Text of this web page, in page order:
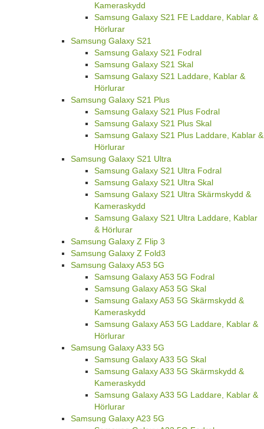
Kameraskydd
Samsung Galaxy S21 FE Laddare, Kablar &
Hörlurar
Samsung Galaxy S21
Samsung Galaxy S21 Fodral
Samsung Galaxy S21 Skal
Samsung Galaxy S21 Laddare, Kablar &
Hörlurar
Samsung Galaxy S21 Plus
Samsung Galaxy S21 Plus Fodral
Samsung Galaxy S21 Plus Skal
Samsung Galaxy S21 Plus Laddare, Kablar &
Hörlurar
Samsung Galaxy S21 Ultra
Samsung Galaxy S21 Ultra Fodral
Samsung Galaxy S21 Ultra Skal
Samsung Galaxy S21 Ultra Skärmskydd &
Kameraskydd
Samsung Galaxy S21 Ultra Laddare, Kablar
& Hörlurar
Samsung Galaxy Z Flip 3
Samsung Galaxy Z Fold3
Samsung Galaxy A53 5G
Samsung Galaxy A53 5G Fodral
Samsung Galaxy A53 5G Skal
Samsung Galaxy A53 5G Skärmskydd &
Kameraskydd
Samsung Galaxy A53 5G Laddare, Kablar &
Hörlurar
Samsung Galaxy A33 5G
Samsung Galaxy A33 5G Skal
Samsung Galaxy A33 5G Skärmskydd &
Kameraskydd
Samsung Galaxy A33 5G Laddare, Kablar &
Hörlurar
Samsung Galaxy A23 5G